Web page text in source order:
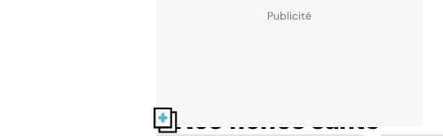
Nos fiches santé